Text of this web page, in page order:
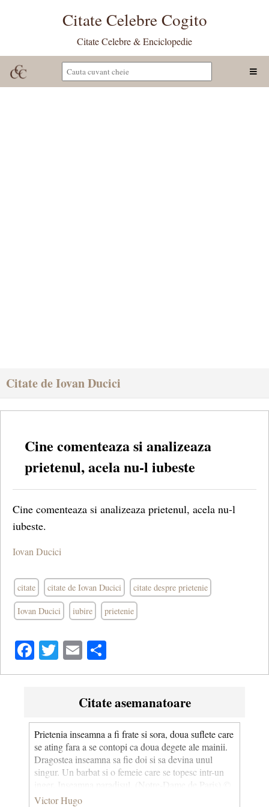
Citate Celebre Cogito
Citate Celebre & Enciclopedie
Citate de Iovan Ducici
Cine comenteaza si analizeaza
prietenul, acela nu-l iubeste
Cine comenteaza si analizeaza prietenul, acela nu-l
iubeste.
Iovan Ducici
citate citate de Iovan Ducici citate despre prietenie
Iovan Ducici iubire prietenie
Facebook
Twitter
Email
Citate asemanatoare
Prietenia inseamna a fi frate si sora, doua suflete care
se ating fara a se contopi ca doua degete ale mainii.
Dragostea inseamna sa fie doi si sa devina unul
singur. Un barbat si o femeie care se topesc intr-un
inger. Inseamna paradisul. (Notre-Dame de Paris) ©
CCC
Victor Hugo